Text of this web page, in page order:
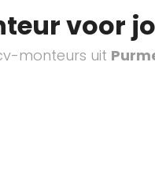
voor
monteurs uit